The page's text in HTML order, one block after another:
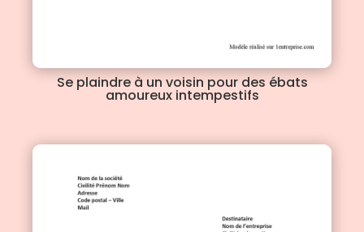
Se plaindre à un voisin pour des ébats
amoureux intempestifs